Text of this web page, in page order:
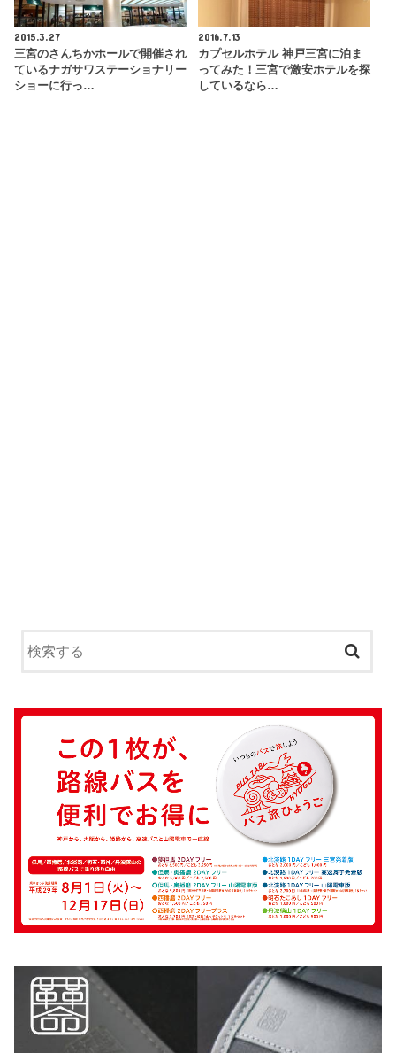
2015.3.27
三宮のさんちかホールで開催され
ているナガサワステーショナリー
ショーに行っ…
2016.7.13
カプセルホテル 神戸三宮に泊ま
ってみた！三宮で激安ホテルを探
しているなら…